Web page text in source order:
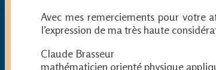
Avec mes remerciements pour votre
l’expression de ma très haute
Claude Brasseur
mathématicien orienté physique